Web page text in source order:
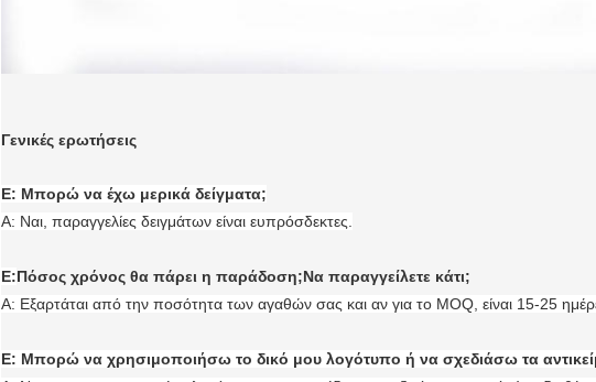
Γενικές ερωτήσεις
Ε: Μπορώ να έχω μερικά δείγματα;
Α: Ναι, παραγγελίες δειγμάτων είναι ευπρόσδεκτες.
Ε:Πόσος χρόνος θα πάρει η παράδοση;Να παραγγείλετε κάτι;
Α: Εξαρτάται από την ποσότητα των αγαθών σας και αν για το MOQ, είναι 15-25
Ε: Μπορώ να χρησιμοποιήσω το δικό μου λογότυπο ή να σχεδιάσω τα